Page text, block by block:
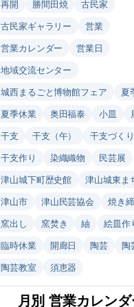
再開 勝間田焼
古民家
古民家ギャラリー
営業
営業カレンダー
営業日
地域交流センター
城西まるごと博物館フェア
夏
夏季休業
奥田福泰 小皿
干支
干支（午）
干支づくり
干支作り
染織織物
民芸展
津山城下町歴史館
津山城東ま
津山市
津山民芸協会
焼き
窯出し
窯焚き 紬
絵皿作
臨時休業
開廊日 陶芸
陶
陶芸教室
須恵器
月別 営業カレン